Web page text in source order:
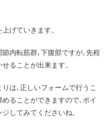
げていきます。
内転筋群､下腹部ですが､先程
ることが出来ます。
は､正しいフォームで行うこ
ることができますので､ポイ
してみてくださいね。